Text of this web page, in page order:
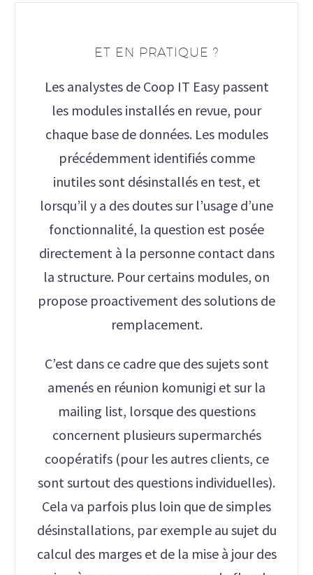
ET EN PRATIQUE ?
Les analystes de Coop IT Easy passent
les modules installés en revue, pour
chaque base de données. Les modules
précédemment identifiés comme
inutiles sont désinstallés en test, et
lorsqu’il y a des doutes sur l’usage d’une
fonctionnalité, la question est posée
directement à la personne contact dans
la structure. Pour certains modules, on
propose proactivement des solutions de
remplacement.
C’est dans ce cadre que des sujets sont
amenés en réunion komunigi et sur la
mailing list, lorsque des questions
concernent plusieurs supermarchés
coopératifs (pour les autres clients, ce
sont surtout des questions individuelles).
Cela va parfois plus loin que de simples
désinstallations, par exemple au sujet du
calcul des marges et de la mise à jour des